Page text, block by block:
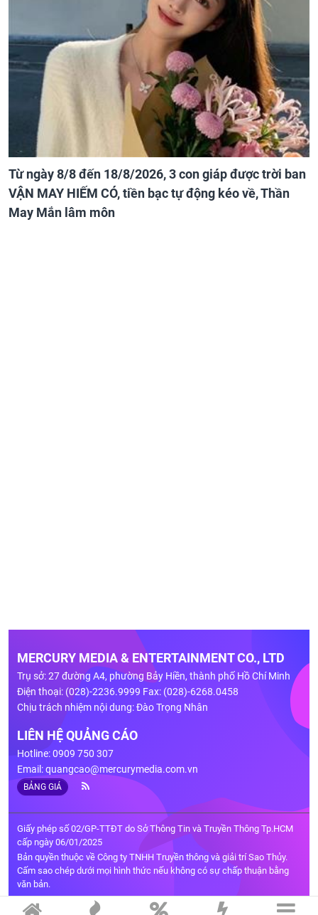
Từ ngày 8/8 đến 18/8/2026, 3 con giáp được trời ban
VẬN MAY HIẾM CÓ, tiền bạc tự động kéo về, Thần
May Mắn lâm môn
MERCURY MEDIA & ENTERTAINMENT CO., LTD
Trụ sở: 27 đường A4, phường Bảy Hiền, thành phố Hồ Chí Minh
Điện thoại: (028)-2236.9999 Fax: (028)-6268.0458
Chịu trách nhiệm nội dung: Đào Trọng Nhân
LIÊN HỆ QUẢNG CÁO
Hotline: 0909 750 307
Email:quangcao@mercurymedia.com.vn
BẢNG GIÁ
Giấy phép số 02/GP-TTĐT do Sở Thông Tin và Truyền Thông Tp.HCM
cấp ngày 06/01/2025
Bản quyền thuộc về Công ty TNHH Truyền thông và giải trí Sao Thủy.
Cấm sao chép dưới mọi hình thức nếu không có sự chấp thuận bằng
văn bản.